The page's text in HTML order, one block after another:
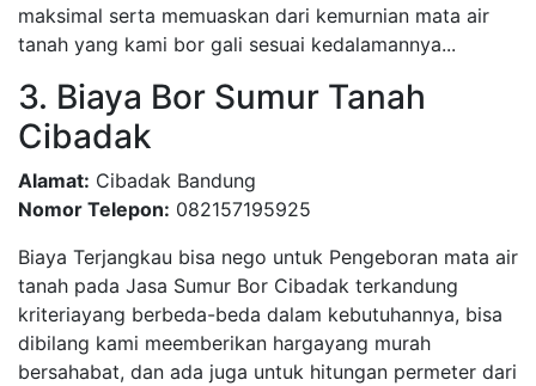
maksimal serta memuaskan dari kemurnian mata air
tanah yang kami bor gali sesuai kedalamannya...
3. Biaya Bor Sumur Tanah
Cibadak
Alamat: Cibadak Bandung
Nomor Telepon: 082157195925
Biaya Terjangkau bisa nego untuk Pengeboran mata air
tanah pada Jasa Sumur Bor Cibadak terkandung
kriteriayang berbeda-beda dalam kebutuhannya, bisa
dibilang kami meemberikan hargayang murah
bersahabat, dan ada juga untuk hitungan permeter dari